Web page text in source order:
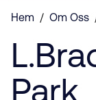
Hem / Om Oss
Park